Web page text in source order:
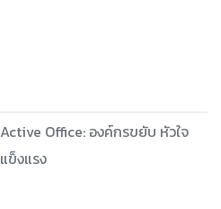
Active Office: องค์กรขยับ หัวใจ
แข็งแรง